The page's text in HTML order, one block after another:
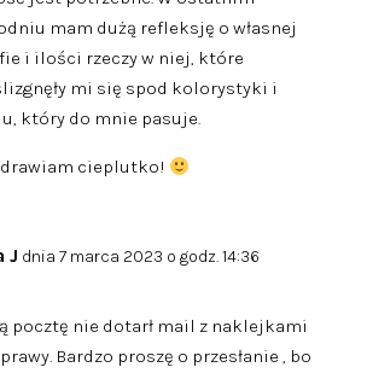
mam dużą refleksję o własnej
i ilości rzeczy w niej, które
mi się spod kolorystyki i
który do mnie pasuje.
cieplutko!
J dnia 7 marca 2023 o godz. 14:36
pocztę nie dotarł mail z naklejkami
Bardzo proszę o przesłanie , bo